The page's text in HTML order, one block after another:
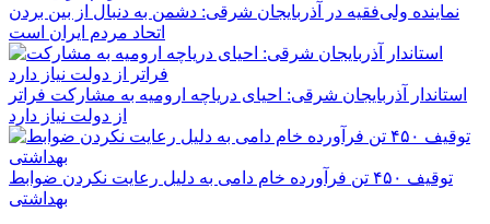
نماینده ولی‌فقیه در آذربایجان شرقی: دشمن به دنبال از بین بردن
اتحاد مردم ایران است
استاندار آذربایجان شرقی: احیای دریاچه ارومیه به مشارکت فراتر
از دولت نیاز دارد
توقیف ۴۵۰ تن فرآورده خام دامی به دلیل رعایت نکردن ضوابط
بهداشتی